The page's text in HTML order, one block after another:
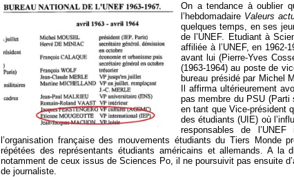
On a tendance à oublier
l’hebdomadaire Valeurs
quelques temps, en ses
de l’UNEF. Etudiant à
affiliée à l’UNEF, en 1962-
avant lui (Pierre-Yves
(1963-1964) au poste de
bureau présidé par Michel
Il affirma ultérieurement
pas membre du PSU
en tant que Vice-président
des étudiants (UIE) où
responsables de
l’organisation française des mouvements étudiants du Tiers Monde
répétées des représentants étudiants américains et allemands. A la
notamment de ceux issus de Sciences Po, il ne poursuivit pas ensuite
de journaliste.